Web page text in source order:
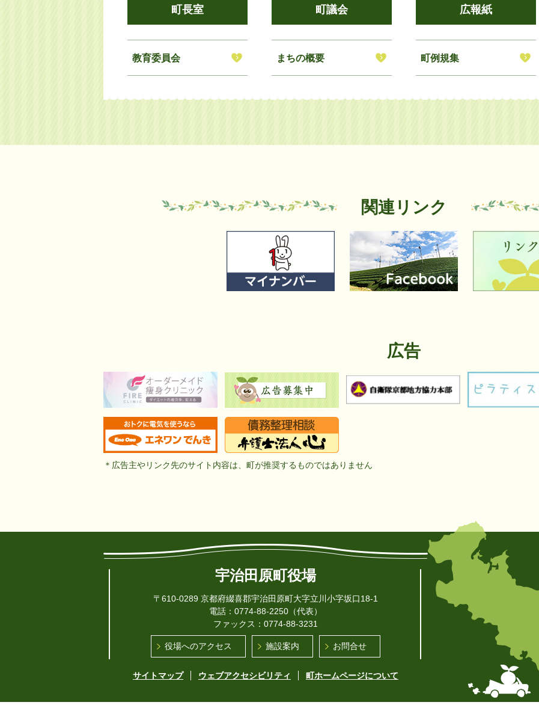
町長室 町議会 広報紙
教育委員会 まちの概要 町例規集
関連リンク
の
2
枚
目
の
ス
広告
＊広告主やリンク先のサイト内容は、町が推奨するものではありません
宇治田原町役場
〒610-0289 京都府綴喜郡宇治田原町大字立川小字坂口18-1
電話：0774-88-2250（代表）
ファックス：0774-88-3231
役場へのアクセス 施設案内 お問合せ
サイトマップ ウェブアクセシビリティ 町ホームページについて